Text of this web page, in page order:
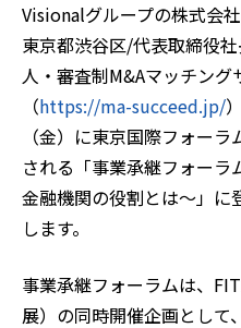
Visionalグループの株式会
東京都渋谷区/代表取締役
人・審査制M&Aマッチング
（https://ma-succeed.jp/
（金）に東京国際フォー
される「事業承継フォーラ
金融機関の役割とは～」に
します。
事業承継フォーラムは、
展）の同時開催企画として